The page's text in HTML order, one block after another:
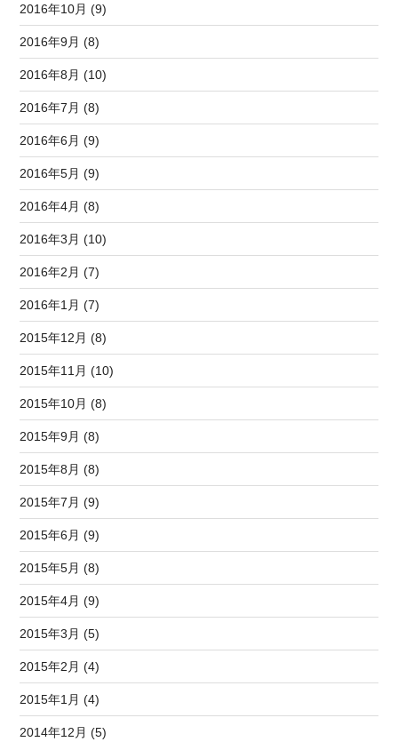
2016年10月 (9)
2016年9月 (8)
2016年8月 (10)
2016年7月 (8)
2016年6月 (9)
2016年5月 (9)
2016年4月 (8)
2016年3月 (10)
2016年2月 (7)
2016年1月 (7)
2015年12月 (8)
2015年11月 (10)
2015年10月 (8)
2015年9月 (8)
2015年8月 (8)
2015年7月 (9)
2015年6月 (9)
2015年5月 (8)
2015年4月 (9)
2015年3月 (5)
2015年2月 (4)
2015年1月 (4)
2014年12月 (5)